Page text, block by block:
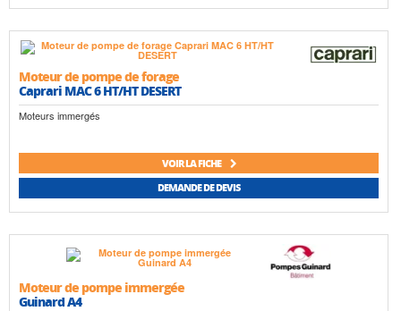
Moteur de pompe de forage
Caprari MAC 6 HT/HT DESERT
Moteurs immergés
VOIR LA FICHE
DEMANDE DE DEVIS
Moteur de pompe immergée
Guinard A4